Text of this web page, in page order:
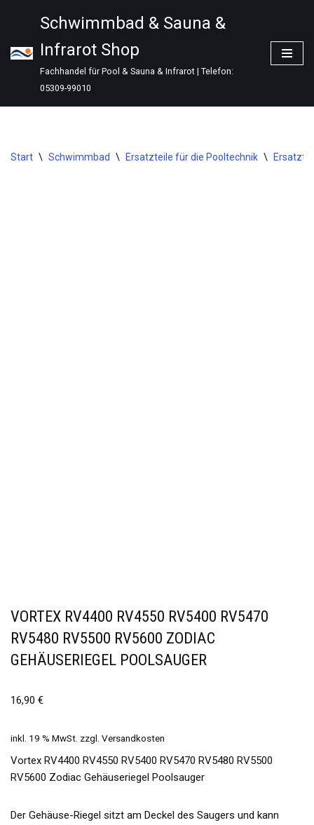
Inhalt
springen
Schwimmbad & Sauna &
Infrarot Shop
Fachhandel für Pool & Sauna & Infrarot | Telefon:
05309-99010
Start \ Schwimmbad \ Ersatzteile für die Pooltechnik \
VORTEX RV4400 RV4550 RV5400 RV5470
RV5480 RV5500 RV5600 ZODIAC
GEHÄUSERIEGEL POOLSAUGER
16,90 €
inkl. 19 % MwSt. zzgl. Versandkosten
Vortex RV4400 RV4550 RV5400 RV5470 RV5480 RV5500
RV5600 Zodiac Gehäuseriegel Poolsauger
Der Gehäuse-Riegel sitzt am Deckel des Saugers und kann